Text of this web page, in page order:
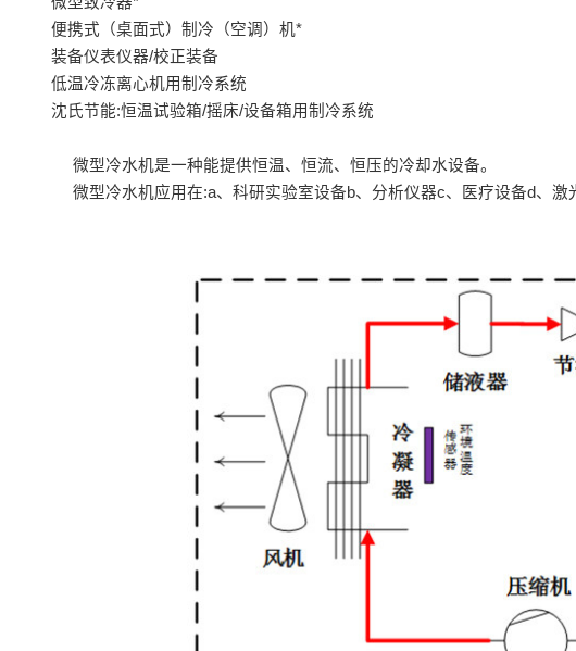
便携式（桌面式）制冷（空调）机*
装备仪表仪器/校正装备
低温冷冻离心机用制冷系统
沈氏节能:恒温试验箱/摇床/设备箱用制冷系统
微型冷水机是一种能提供恒温、恒流、恒压的冷却水设备。
微型冷水机应用在:a、科研实验室设备b、分析仪器c、医疗设备d、激